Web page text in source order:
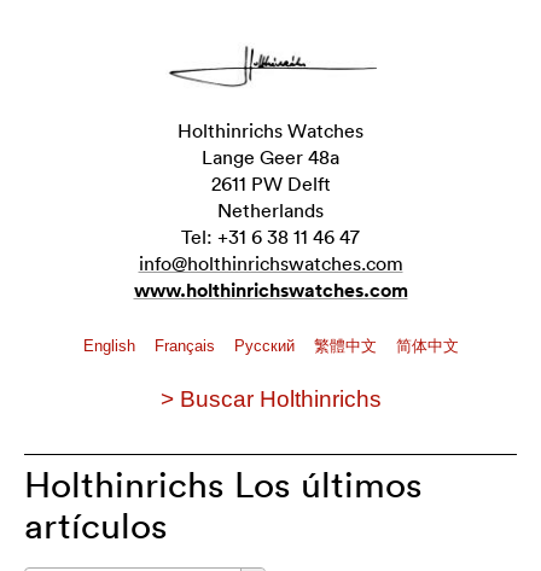
Holthinrichs Watches
Lange Geer 48a
2611 PW Delft
Netherlands
Tel: +31 6 38 11 46 47
info@holthinrichswatches.com
www.holthinrichswatches.com
English Français Pусский 繁體中文 简体中文
> Buscar Holthinrichs
Holthinrichs Los últimos
artículos